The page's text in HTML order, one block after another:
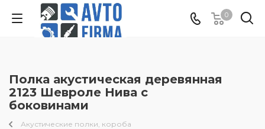
0
Полка акустическая деревянная
2123 Шевроле Нива с
боковинами
Акустические полки, короба